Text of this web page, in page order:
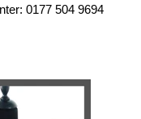
0177 504 9694